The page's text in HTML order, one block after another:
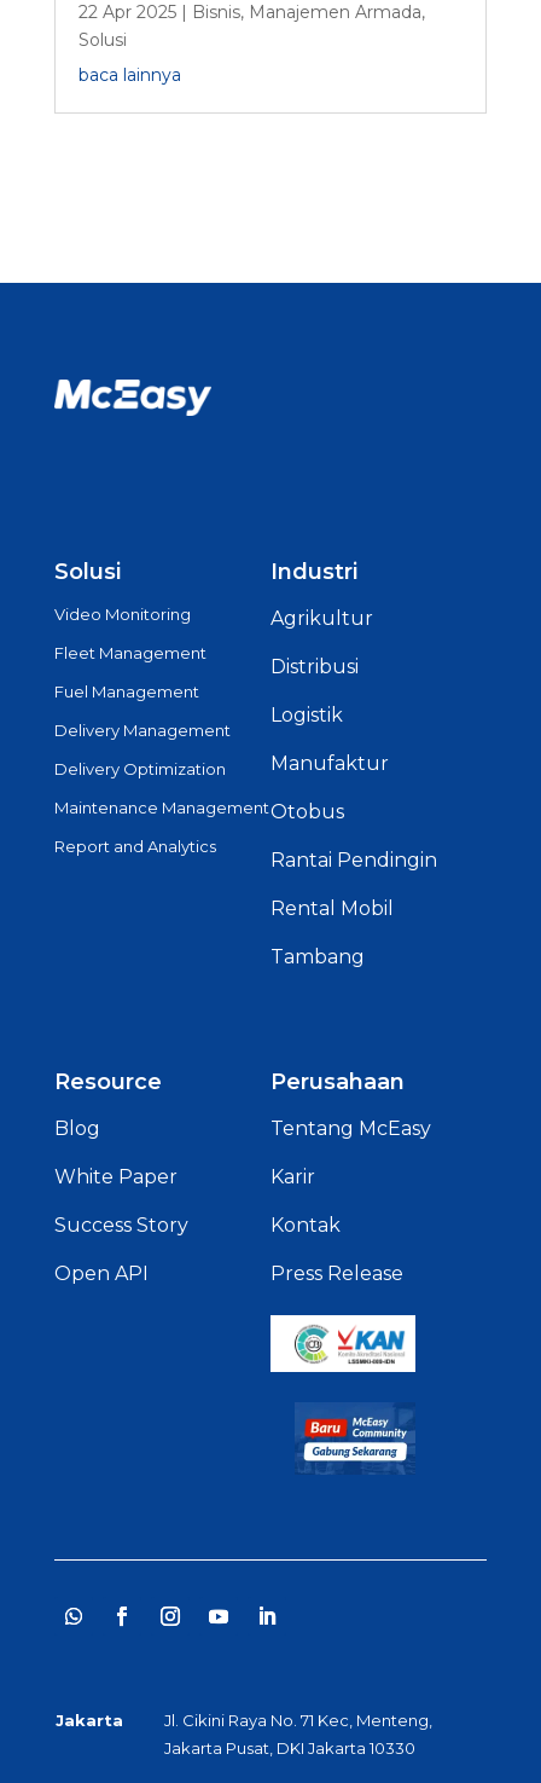
22 Apr 2025| Bisnis, Manajemen Armada,
Solusi
baca lainnya
Solusi
Video Monitoring
Fleet Management
Fuel Management
Delivery Management
Delivery Optimization
Maintenance Management
Report and Analytics
Industri
Agrikultur
Distribusi
Logistik
Manufaktur
Otobus
Rantai Pendingin
Rental Mobil
Tambang
Resource
Blog
White Paper
Success Story
Open API
Perusahaan
Tentang McEasy
Karir
Kontak
Press Release
Jakarta
Jl. Cikini Raya No. 71 Kec, Menteng,
Jakarta Pusat, DKI Jakarta 10330